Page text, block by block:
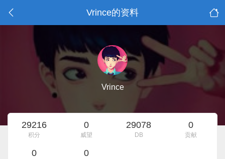
Vrince的资料
Vrince
29216
积分
0
威望
29078
DB
0
贡献
0 0